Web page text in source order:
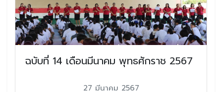
ฉบับที่ 14 เดือนมีนาคม พุทธศักราช 2567
27 มีนาคม 2567